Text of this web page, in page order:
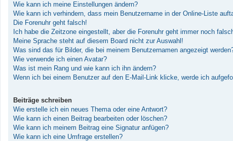
Wie kann ich meine Einstellungen ändern?
Wie kann ich verhindern, dass mein Benutzername in der Online-Liste
Die Forenuhr geht falsch!
Ich habe die Zeitzone eingestellt, aber die Forenuhr geht immer noch
Meine Sprache steht auf diesem Board nicht zur Auswahl!
Was sind das für Bilder, die bei meinem Benutzernamen angezeigt
Wie verwende ich einen Avatar?
Was ist mein Rang und wie kann ich ihn ändern?
Wenn ich bei einem Benutzer auf den E-Mail-Link klicke, werde ich
Beiträge schreiben
Wie erstelle ich ein neues Thema oder eine Antwort?
Wie kann ich einen Beitrag bearbeiten oder löschen?
Wie kann ich meinem Beitrag eine Signatur anfügen?
Wie kann ich eine Umfrage erstellen?